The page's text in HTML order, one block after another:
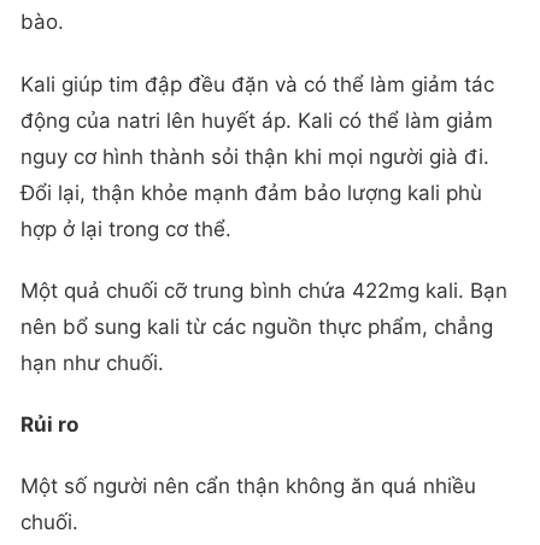
bào.
Kali giúp tim đập đều đặn và có thể làm giảm tác
động của natri lên huyết áp. Kali có thể làm giảm
nguy cơ hình thành sỏi thận khi mọi người già đi.
Đổi lại, thận khỏe mạnh đảm bảo lượng kali phù
hợp ở lại trong cơ thể.
Một quả chuối cỡ trung bình chứa 422mg kali. Bạn
nên bổ sung kali từ các nguồn thực phẩm, chẳng
hạn như chuối.
Rủi ro
Một số người nên cẩn thận không ăn quá nhiều
chuối.